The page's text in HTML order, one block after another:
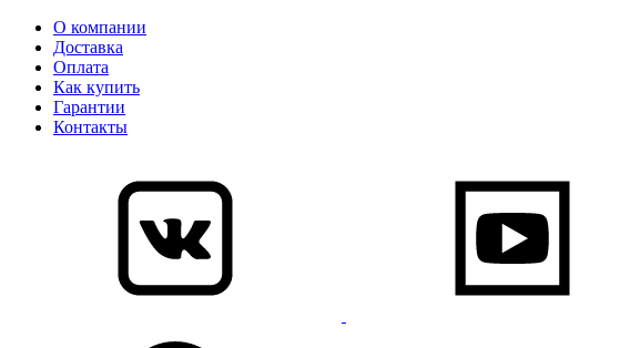
О компании
Доставка
Оплата
Как купить
Гарантии
Контакты